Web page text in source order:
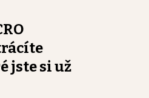
jste si už